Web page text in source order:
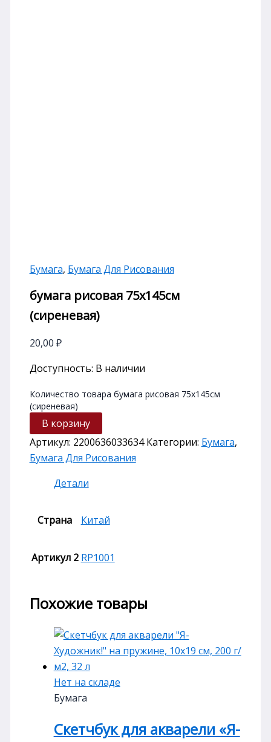
Бумага, Бумага Для Рисования
бумага рисовая 75х145см
(сиреневая)
20,00 ₽
Доступность: В наличии
Количество товара бумага рисовая 75х145см
(сиреневая)
В корзину
Артикул: 2200636033634 Категории: Бумага,
Бумага Для Рисования
Детали
Страна Китай
Артикул 2 RP1001
Похожие товары
Нет на складе
Бумага
Скетчбук для акварели «Я-